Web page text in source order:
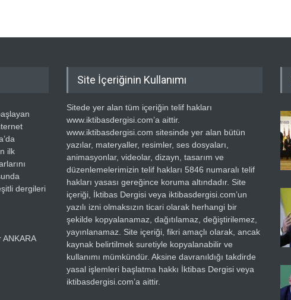
ilk
dergileri
ANKARA
Site İçeriğinin Kullanımı
Sitede yer alan tüm içeriğin telif hakları
www.iktibasdergisi.com’a aittir.
www.iktibasdergisi.com sitesinde yer alan bütün
yazılar, materyaller, resimler, ses dosyaları,
animasyonlar, videolar, dizayn, tasarım ve
düzenlemelerimizin telif hakları 5846 numaralı telif
hakları yasası gereğince koruma altındadır. Site
içeriği, İktibas Dergisi veya iktibasdergisi.com’un
yazılı izni olmaksızın ticari olarak herhangi bir
şekilde kopyalanamaz, dağıtılamaz, değiştirilemez,
yayınlanamaz. Site içeriği, fikri amaçlı olarak, ancak
kaynak belirtilmek suretiyle kopyalanabilir ve
kullanımı mümkündür. Aksine davranıldığı takdirde
yasal işlemleri başlatma hakkı İktibas Dergisi veya
iktibasdergisi.com’a aittir.